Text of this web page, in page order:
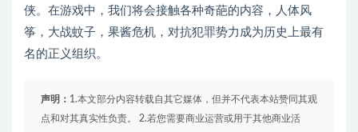
侠。在游戏中，我们将会接触各种奇葩的内容，人体风
筝，大战蚊子，果酱危机，对抗犯罪势力成为历史上最有
名的正义组织。
声明： 1.本文部分内容转载自其它媒体，但并不代表本站赞同其观
点和对其真实性负责。 2.若您需要商业运营或用于其他商业活